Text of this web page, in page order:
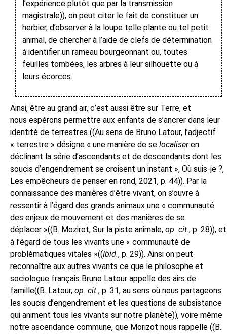
l’expérience plutôt que par la transmission
magistrale)), on peut citer le fait de constituer un
herbier, d’observer à la loupe telle plante ou tel petit
animal, de chercher à l’aide de clefs de détermination
à identifier un rameau bourgeonnant ou, toutes
feuilles tombées, les arbres à leur silhouette ou à
leurs écorces.
Ainsi, être au grand air, c’est aussi être sur Terre, et
nous espérons permettre aux enfants de s’ancrer dans leur
identité de terrestres ((Au sens de Bruno Latour, l’adjectif
« terrestre » désigne « une manière de se localiseren
déclinant la série d’ascendants et de descendants dont les
soucis d’engendrement se croisent un instant », Où suis-je ?,
Les empêcheurs de penser en rond, 2021, p. 44)). Par la
connaissance des manières d’être vivant, on s’ouvre à
ressentir à l’égard des grands animaux une « communauté
des enjeux de mouvement et des manières de se
déplacer »((B. Mozirot, Sur la piste animale, op. cit., p. 28)), et
à l’égard de tous les vivants une « communauté de
problématiques vitales »((Ibid., p. 29)). Ainsi on peut
reconnaître aux autres vivants ce que le philosophe et
sociologue français Bruno Latour appelle des airs de
famille((B. Latour, op. cit., p. 31, au sens où nous partageons
les soucis d’engendrement et les questions de subsistance
qui animent tous les vivants sur notre planète)), voire même
notre ascendance commune, que Morizot nous rappelle ((B.